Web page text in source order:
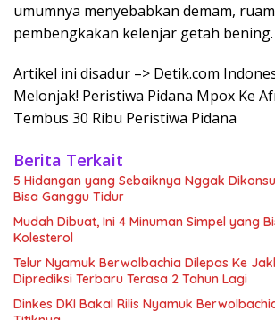
umumnya menyebabkan demam,
pembengkakan kelenjar getah bening.
Artikel ini disadur –> Detik.com
Melonjak! Peristiwa Pidana Mpox Ke
Tembus 30 Ribu Peristiwa Pidana
Berita Terkait
5 Hidangan yang Sebaiknya Nggak
Bisa Ganggu Tidur
Mudah Dibuat, Ini 4 Minuman Simpel yang
Kolesterol
Telur Nyamuk Berwolbachia Dilepas Ke
Diprediksi Terbaru Terasa 2 Tahun Lagi
Dinkes DKI Bakal Rilis Nyamuk